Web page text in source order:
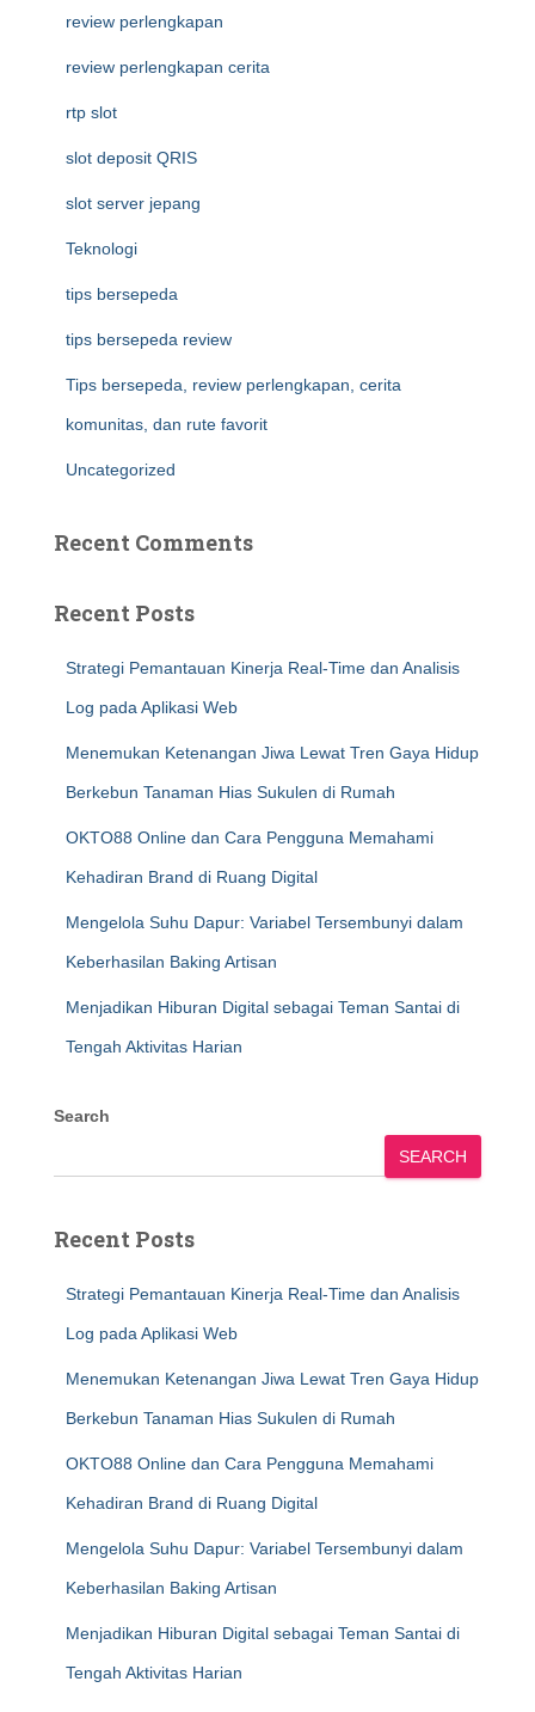
review perlengkapan
review perlengkapan cerita
rtp slot
slot deposit QRIS
slot server jepang
Teknologi
tips bersepeda
tips bersepeda review
Tips bersepeda, review perlengkapan, cerita
komunitas, dan rute favorit
Uncategorized
Recent Comments
Recent Posts
Strategi Pemantauan Kinerja Real-Time dan Analisis
Log pada Aplikasi Web
Menemukan Ketenangan Jiwa Lewat Tren Gaya Hidup
Berkebun Tanaman Hias Sukulen di Rumah
OKTO88 Online dan Cara Pengguna Memahami
Kehadiran Brand di Ruang Digital
Mengelola Suhu Dapur: Variabel Tersembunyi dalam
Keberhasilan Baking Artisan
Menjadikan Hiburan Digital sebagai Teman Santai di
Tengah Aktivitas Harian
Search
SEARCH
Recent Posts
Strategi Pemantauan Kinerja Real-Time dan Analisis
Log pada Aplikasi Web
Menemukan Ketenangan Jiwa Lewat Tren Gaya Hidup
Berkebun Tanaman Hias Sukulen di Rumah
OKTO88 Online dan Cara Pengguna Memahami
Kehadiran Brand di Ruang Digital
Mengelola Suhu Dapur: Variabel Tersembunyi dalam
Keberhasilan Baking Artisan
Menjadikan Hiburan Digital sebagai Teman Santai di
Tengah Aktivitas Harian